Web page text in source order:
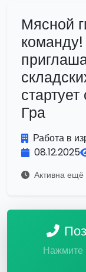
Мясной
Гра
Работа в
08.12.2025
Активна
Нажмите